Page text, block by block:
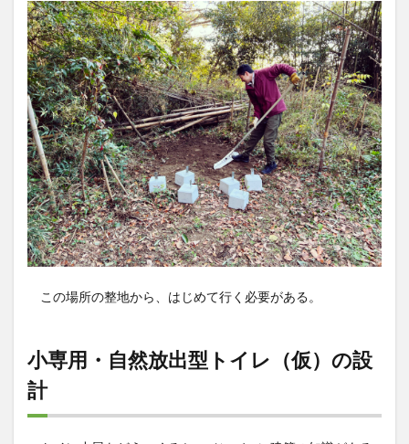
この場所の整地から、はじめて行く必要がある。
小専用・自然放出型トイレ（仮）の設
計